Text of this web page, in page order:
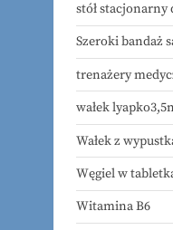
stół stacjonarny
Szeroki bandaż
trenażery
wałek
Wałek z
Węgiel w
Witamina B6